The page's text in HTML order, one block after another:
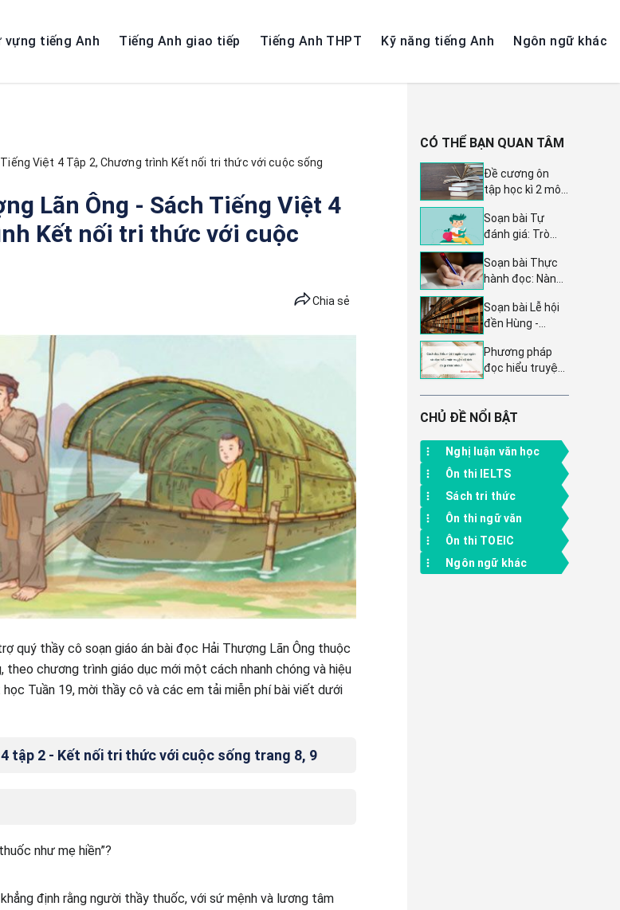
vựng tiếng Anh Tiếng Anh giao tiếp Tiếng Anh THPT Kỹ năng tiếng Anh Ngôn ngữ khác
Việt 4 Tập 2, Chương trình Kết nối tri thức với cuộc sống
Lãn Ông - Sách Tiếng Việt 4
Kết nối tri thức với cuộc
Chia sẻ
quý thầy cô soạn giáo án bài đọc Hải Thượng Lãn Ông thuộc
theo chương trình giáo dục mới một cách nhanh chóng và hiệu
Tuần 19, mời thầy cô và các em tải miễn phí bài viết dưới
tập 2 - Kết nối tri thức với cuộc sống trang 8, 9
như mẹ hiền”?
định rằng người thầy thuốc, với sứ mệnh và lương tâm
CÓ THỂ BẠN QUAN TÂM
Đề cương ôn
tập học kì 2 môn
năm 2023 -
2024 (Sách
thức, Chân trời
sáng tạo, Cánh
diều
Soạn bài Tự
đánh giá: Trò
của người
Khmer Nam Bộ -
trang 116 sách
Cánh diều tập 1
Soạn bài Thực
hành đọc: Nàng
Kết nối tri thức
Ngữ văn lớp 11,
Kết nối tri thức
tập 1
Soạn bài Lễ hội
đền Hùng -
tiết sách Cánh
diều 10, trang
Phương pháp
đọc hiểu truyện
truyện cổ tích
khác nhau như
bài 'Những cái
CTST
CHỦ ĐỀ NỔI BẬT
Nghị luận văn học
Ôn thi IELTS
Sách tri thức
Ôn thi ngữ văn
Ôn thi TOEIC
Ngôn ngữ khác